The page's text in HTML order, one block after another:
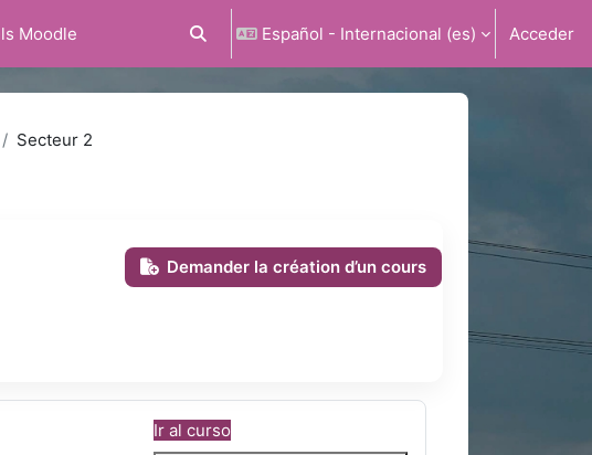
Moodle Selector de búsqueda de entrada
Español - Internacional ‎(es)‎ Acceder
Secteur 2
Demander la création d’un cours
Ir al curso